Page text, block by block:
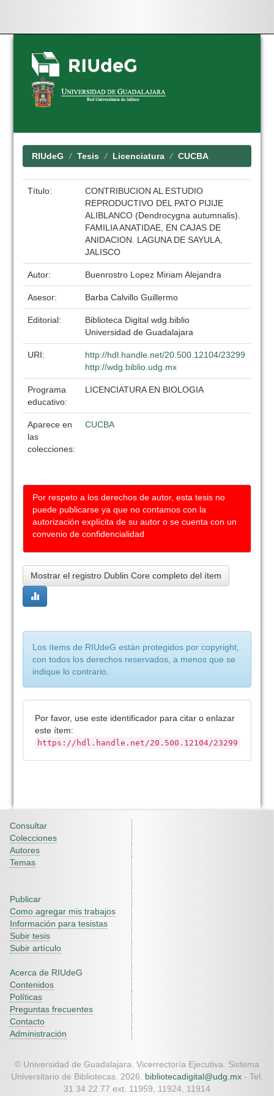
Skip
navigation
RIUdeG Tesis Licenciatura CUCBA
Título:
CONTRIBUCION AL ESTUDIO
REPRODUCTIVO DEL PATO PIJIJE
ALIBLANCO (Dendrocygna autumnalis).
FAMILIA ANATIDAE, EN CAJAS DE
ANIDACION. LAGUNA DE SAYULA,
JALISCO
Autor: Buenrostro Lopez Miriam Alejandra
Asesor: Barba Calvillo Guillermo
Editorial:
Biblioteca Digital wdg.biblio
Universidad de Guadalajara
URI:
http://hdl.handle.net/20.500.12104/23299
http://wdg.biblio.udg.mx
Programa
educativo:
LICENCIATURA EN BIOLOGIA
Aparece en
las
colecciones:
CUCBA
Por respeto a los derechos de autor, esta tesis no
puede publicarse ya que no contamos con la
autorización explícita de su autor o se cuenta con un
convenio de confidencialidad
Mostrar el registro Dublin Core completo del ítem
Los ítems de RIUdeG están protegidos por copyright,
con todos los derechos reservados, a menos que se
indique lo contrario.
Por favor, use este identificador para citar o enlazar
este ítem:
https://hdl.handle.net/20.500.12104/23299
Consultar
Colecciones
Autores
Temas
Publicar
Como agregar mis trabajos
Información para tesistas
Subir tesis
Subir artículo
Acerca de RIUdeG
Contenidos
Políticas
Preguntas frecuentes
Contacto
Administración
© Universidad de Guadalajara. Vicerrectoría Ejecutiva. Sistema
Universitario de Bibliotecas. 2026. bibliotecadigital@udg.mx - Tel.
31 34 22 77 ext. 11959, 11924, 11914